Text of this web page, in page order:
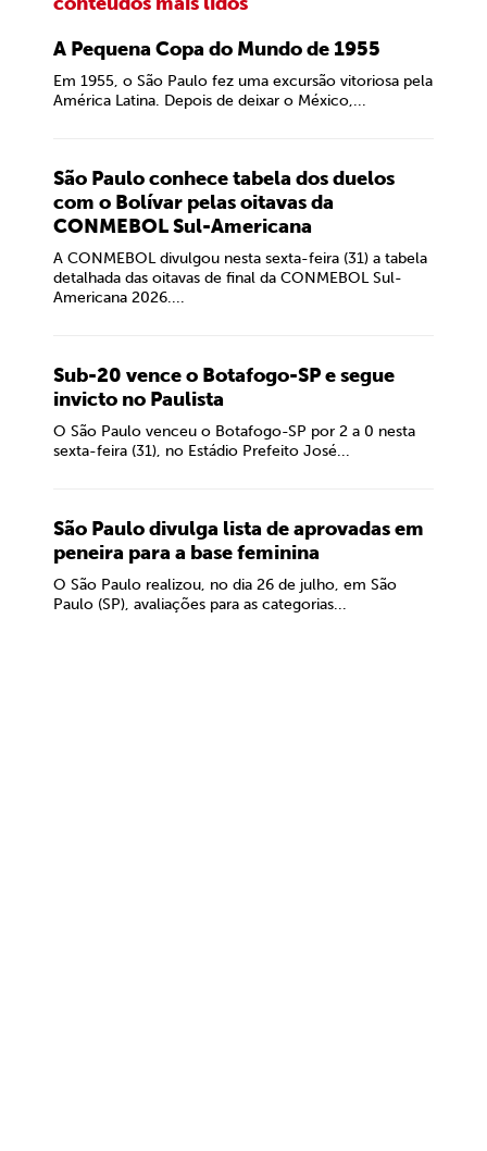
A Pequena Copa do Mundo de 1955
Em 1955, o São Paulo fez uma excursão vitoriosa pela
América Latina. Depois de deixar o México,...
São Paulo conhece tabela dos duelos
com o Bolívar pelas oitavas da
CONMEBOL Sul-Americana
A CONMEBOL divulgou nesta sexta-feira (31) a tabela
detalhada das oitavas de final da CONMEBOL Sul-
Americana 2026....
Sub-20 vence o Botafogo-SP e segue
invicto no Paulista
O São Paulo venceu o Botafogo-SP por 2 a 0 nesta
sexta-feira (31), no Estádio Prefeito José...
São Paulo divulga lista de aprovadas em
peneira para a base feminina
O São Paulo realizou, no dia 26 de julho, em São
Paulo (SP), avaliações para as categorias...